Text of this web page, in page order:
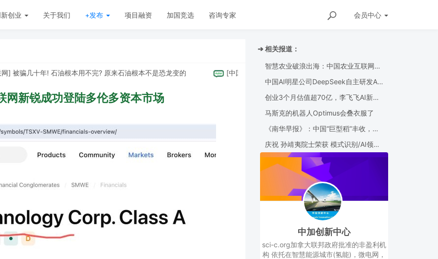
会员中心
创业 关于我们 +发布 项目融资 加国竞选 咨询专家
骗几十年! 石油根本用不完? 原来石油根本不是恐龙变的 [中国] 又续约20年，通用把美国以外的世界交给上汽通用- 别克昂科威
网新锐成功登陆多伦多资本市场
➔ 相关报道：
智慧农业破浪出海：中国农业互联网新
中国AI明星公司DeepSeek自主研发AI
创业3个月估值超70亿，李飞飞AI新公
AGI
马斯克的机器人Optimus会叠衣服了
《南华早报》：中国“巨型稻”丰收，可
庆祝 孙靖夷院士荣获 模式识别/AI领域
最高荣誉--CITANA协会
中加创新中心
sci-c.org加拿大联邦政府批准的非盈利机
构 依托在智慧能源城市(氢能)，微电网，